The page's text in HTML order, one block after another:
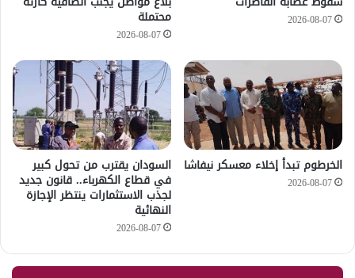
2026-08-07 محتملة
2026-08-07
الخرطوم تبدأ إخلاء معسكر نيفاشا
2026-08-07
السودان يقترب من تحول كبير
في قطاع الكهرباء.. قانون جديد
لجذب الاستثمارات ينتظر الإجازة
النهائية
2026-08-07